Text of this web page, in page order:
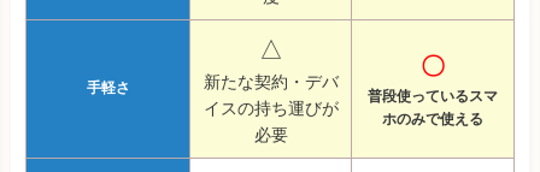
手軽さ
△
新たな契約・デバ
イスの持ち運びが
必要
〇
普段使っているスマ
ホのみで使える